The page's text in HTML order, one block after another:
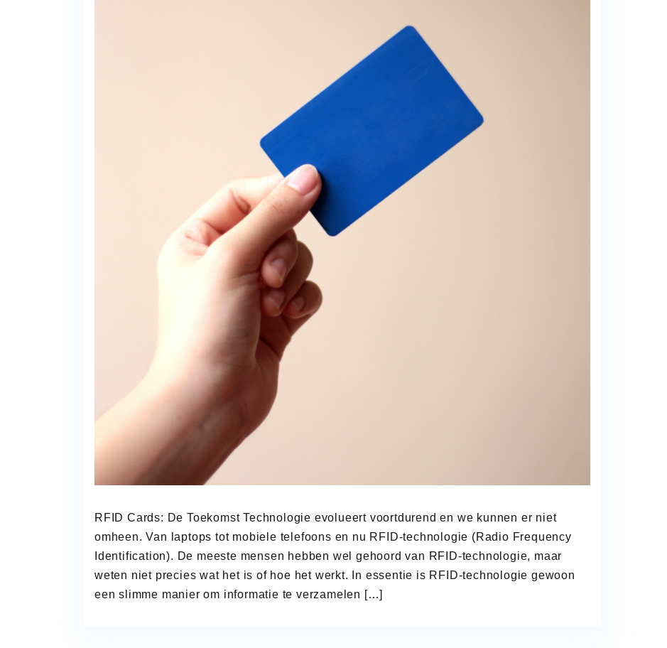
RFID Cards: De Toekomst Technologie evolueert voortdurend en we kunnen er niet
omheen. Van laptops tot mobiele telefoons en nu RFID-technologie (Radio Frequency
Identification). De meeste mensen hebben wel gehoord van RFID-technologie, maar
weten niet precies wat het is of hoe het werkt. In essentie is RFID-technologie gewoon
een slimme manier om informatie te verzamelen […]